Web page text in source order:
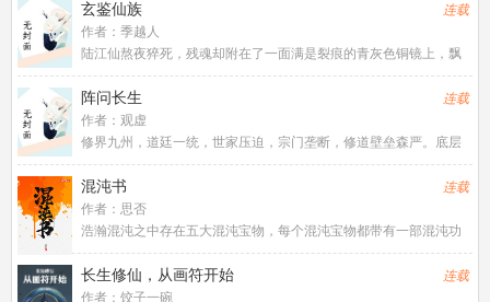
的手表，让苏午开启了未来人生模拟器。他本以为自己真的可以借
着这个模拟器，走上完
玄鉴仙族
作者： 季越人
陆江仙熬夜猝死，残魂却附在了一面满是裂痕的青灰色铜镜上，飘
落到了浩瀚无垠的修仙世界。凶险难测的大黎山，眉尺河旁小小的
村落，一个小家族拾到了这枚镜子，于是传仙道授仙法，开启波澜
壮阔的新时代。(家族修仙，
连载
阵问长生
作者： 观虚
修界九州，道廷一统，世家压迫，宗门垄断，修道壁垒森严。底层
修士修道无门，灵石匮乏，度日维艰。十岁的墨画，先天体弱，散
修出身，家境贫寒。即便苦心修炼，终其一生，可能也只是一个卑
微如蝼蚁的炼气修士。直到他
连载
混沌书
作者： 思否
浩瀚混沌之中存在五大混沌宝物，每个混沌宝物都带有一部混沌功
法，能够修炼混沌功法的都是有大气运的人。洛豪，本是一个渺小
的修士，偶然获得混沌书的青睐，从此踏上了漫长的修道之路，为
了追求最强一道而努力磨练自
连载
长生修仙，从画符开始
作者： 饺子一碗
连载